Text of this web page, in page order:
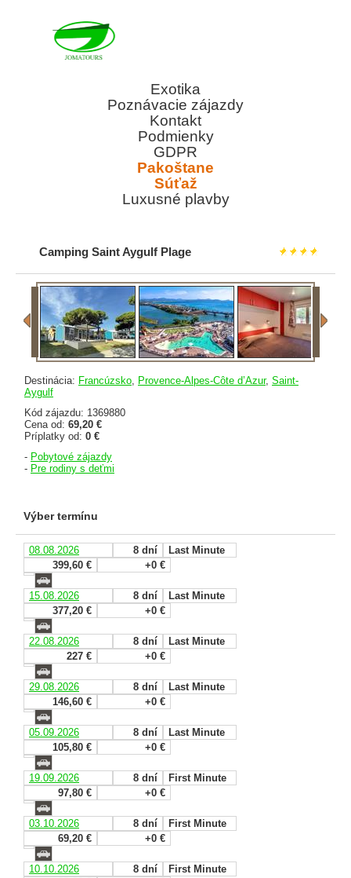
Exotika
Poznávacie zájazdy
Kontakt
Podmienky
GDPR
Pakoštane
Súťaž
Luxusné plavby
Camping Saint Aygulf Plage
Destinácia: Francúzsko, Provence-Alpes-Côte d’Azur, Saint-
Aygulf
Kód zájazdu: 1369880
Cena od: 69,20 €
Príplatky od: 0 €
- Pobytové zájazdy
- Pre rodiny s deťmi
Výber termínu
08.08.2026 8 dní
Last Minute
399,60 €
+0 €
15.08.2026 8 dní
Last Minute
377,20 €
+0 €
22.08.2026 8 dní
Last Minute
227 €
+0 €
29.08.2026 8 dní
Last Minute
146,60 €
+0 €
05.09.2026 8 dní
Last Minute
105,80 €
+0 €
19.09.2026 8 dní
First Minute
97,80 €
+0 €
03.10.2026 8 dní
First Minute
69,20 €
+0 €
10.10.2026 8 dní
First Minute